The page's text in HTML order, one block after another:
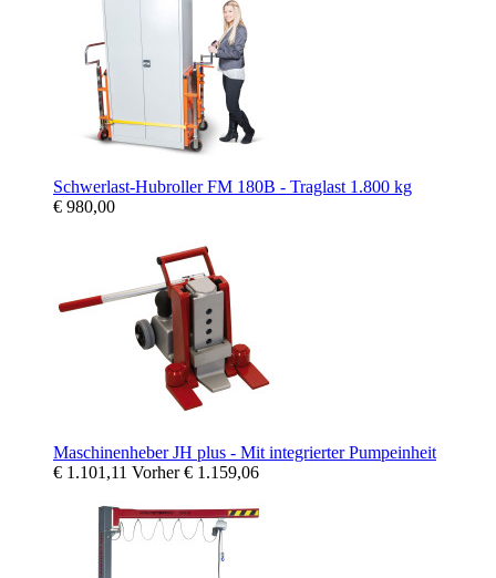
Schwerlast-Hubroller FM 180B - Traglast 1.800 kg
€ 980,00
Maschinenheber JH plus - Mit integrierter Pumpeinheit
€ 1.101,11 Vorher€ 1.159,06